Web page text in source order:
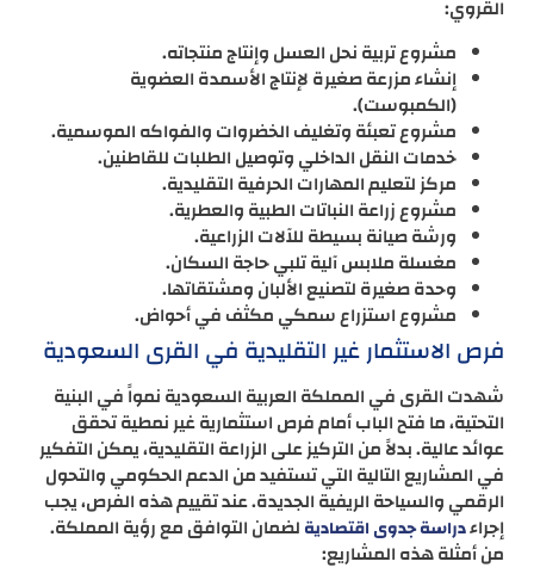
القروي:
مشروع تربية نحل العسل وإنتاج منتجاته.
إنشاء مزرعة صغيرة لإنتاج الأسمدة العضوية
(الكمبوست).
مشروع تعبئة وتغليف الخضروات والفواكه الموسمية.
خدمات النقل الداخلي وتوصيل الطلبات للقاطنين.
مركز لتعليم المهارات الحرفية التقليدية.
مشروع زراعة النباتات الطبية والعطرية.
ورشة صيانة بسيطة للآلات الزراعية.
مغسلة ملابس آلية تلبي حاجة السكان.
وحدة صغيرة لتصنيع الألبان ومشتقاتها.
مشروع استزراع سمكي مكثف في أحواض.
فرص الاستثمار غير التقليدية في القرى السعودية
شهدت القرى في المملكة العربية السعودية نمواً في البنية
التحتية، ما فتح الباب أمام فرص استثمارية غير نمطية تحقق
عوائد عالية. بدلاً من التركيز على الزراعة التقليدية، يمكن التفكير
في المشاريع التالية التي تستفيد من الدعم الحكومي والتحول
الرقمي والسياحة الريفية الجديدة. عند تقييم هذه الفرص، يجب
إجراءدراسة جدوى اقتصاديةلضمان التوافق مع رؤية المملكة.
من أمثلة هذه المشاريع: